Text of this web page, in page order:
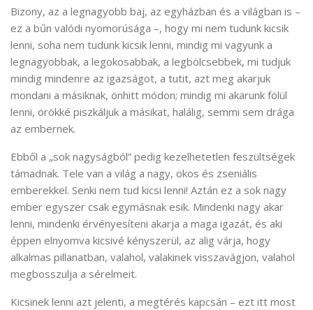
Bizony, az a legnagyobb baj, az egyházban és a világban is –
ez a bűn valódi nyomorúsága –, hogy mi nem tudunk kicsik
lenni, soha nem tudunk kicsik lenni, mindig mi vagyunk a
legnagyobbak, a legokosabbak, a legbölcsebbek, mi tudjuk
mindig mindenre az igazságot, a tutit, azt meg akarjuk
mondani a másiknak, önhitt módon; mindig mi akarunk fölül
lenni, örökké piszkáljuk a másikat, halálig, semmi sem drága
az embernek.
Ebből a „sok nagyságból” pedig kezelhetetlen feszültségek
támadnak. Tele van a világ a nagy, okos és zseniális
emberekkel. Senki nem tud kicsi lenni! Aztán ez a sok nagy
ember egyszer csak egymásnak esik. Mindenki nagy akar
lenni, mindenki érvényesíteni akarja a maga igazát, és aki
éppen elnyomva kicsivé kényszerül, az alig várja, hogy
alkalmas pillanatban, valahol, valakinek visszavágjon, valahol
megbosszulja a sérelmeit.
Kicsinek lenni azt jelenti, a megtérés kapcsán – ezt itt most